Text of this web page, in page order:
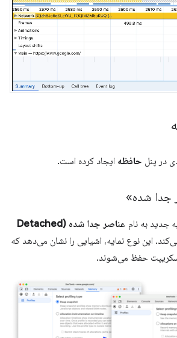
در پنل حافظه ایجاد کرده است.
جدا شده»
جدید به نام
عناصر جدا شده (Detached
این نوع نمایه، اشیایی را نشان می‌دهد که
حفظ می‌شوند.